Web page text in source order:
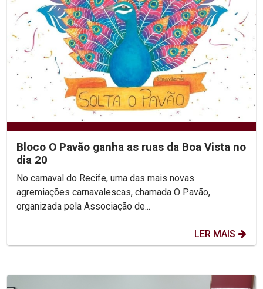
Bloco O Pavão ganha as ruas da Boa Vista no
dia 20
No carnaval do Recife, uma das mais novas
agremiações carnavalescas, chamada O Pavão,
organizada pela Associação de...
LER MAIS